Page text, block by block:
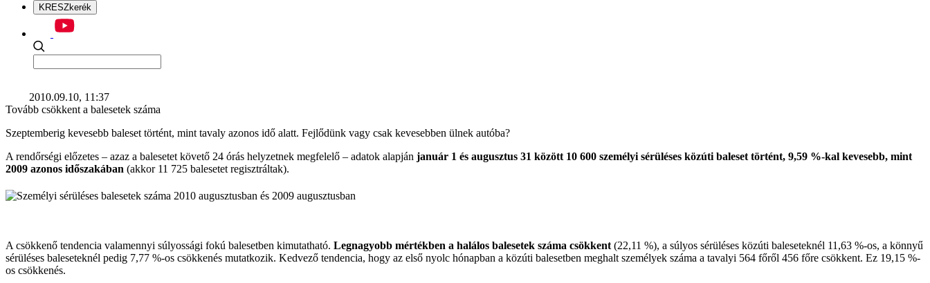
KRESZkerék
2010.09.10, 11:37
Tovább csökkent a balesetek száma
Szeptemberig kevesebb baleset történt, mint tavaly azonos idő alatt. Fejlődünk vagy csak kevesebben ülnek autóba?
A rendőrségi előzetes – azaz a balesetet követő 24 órás helyzetnek megfelelő – adatok alapján január 1 és augusztus 31 között 10 600 személyi sérüléses közúti baleset történt, 9,59 %-kal kevesebb, mint
2009 azonos időszakában (akkor 11 725 balesetet regisztráltak).
A csökkenő tendencia valamennyi súlyossági fokú balesetben kimutatható. Legnagyobb mértékben a halálos balesetek száma csökkent (22,11 %), a súlyos sérüléses közúti baleseteknél 11,63 %-os, a könnyű
sérüléses baleseteknél pedig 7,77 %-os csökkenés mutatkozik. Kedvező tendencia, hogy az első nyolc hónapban a közúti balesetben meghalt személyek száma a tavalyi 564 főről 456 főre csökkent. Ez 19,15 %-
os csökkenés.